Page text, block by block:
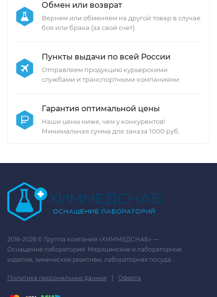
Обмен или возврат
Вернем или обменяем на другой товар в случае
боя или брака (за свой счет).
Пункты выдачи по всей России
Отправляем продукцию курьерскими
службами и транспортными компаниями.
Гарантия оптимальной цены
Наши цены ниже, чем у конкурентов!
Минимальная сумма для заказа 1000 руб.
2016-2026 © Группа компаний «ХИММЕДСНАБ» —
Оснащение лабораторий. Медицинские и лабораторные
изделия, химические реактивы, лабораторная посуда.
Политика персональных данных | Оферта